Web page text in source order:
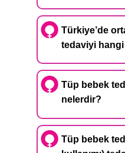
Türkiye’de
tedaviyi hangi
Tüp bebek
nelerdir?
Tüp bebek